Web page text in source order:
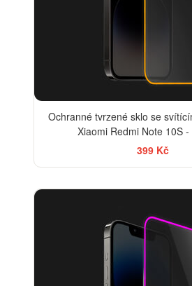
Ochranné tvrzené sklo se
Xiaomi Redmi Note 10S
399 Kč